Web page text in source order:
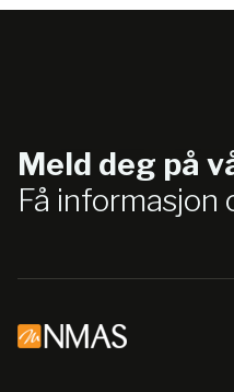
Meld deg på
Få